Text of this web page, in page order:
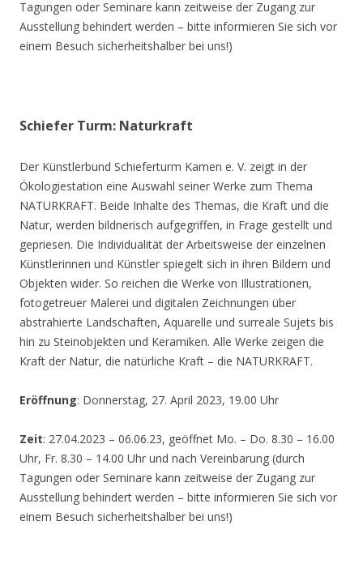
Tagungen oder Seminare kann zeitweise der Zugang zur
Ausstellung behindert werden – bitte informieren Sie sich vor
einem Besuch sicherheitshalber bei uns!)
Schiefer Turm: Naturkraft
Der Künstlerbund Schieferturm Kamen e. V. zeigt in der
Ökologiestation eine Auswahl seiner Werke zum Thema
NATURKRAFT. Beide Inhalte des Themas, die Kraft und die
Natur, werden bildnerisch aufgegriffen, in Frage gestellt und
gepriesen. Die Individualität der Arbeitsweise der einzelnen
Künstlerinnen und Künstler spiegelt sich in ihren Bildern und
Objekten wider. So reichen die Werke von Illustrationen,
fotogetreuer Malerei und digitalen Zeichnungen über
abstrahierte Landschaften, Aquarelle und surreale Sujets bis
hin zu Steinobjekten und Keramiken. Alle Werke zeigen die
Kraft der Natur, die natürliche Kraft – die NATURKRAFT.
Eröffnung: Donnerstag, 27. April 2023, 19.00 Uhr
Zeit: 27.04.2023 – 06.06.23, geöffnet Mo. – Do. 8.30 – 16.00
Uhr, Fr. 8.30 – 14.00 Uhr und nach Vereinbarung (durch
Tagungen oder Seminare kann zeitweise der Zugang zur
Ausstellung behindert werden – bitte informieren Sie sich vor
einem Besuch sicherheitshalber bei uns!)